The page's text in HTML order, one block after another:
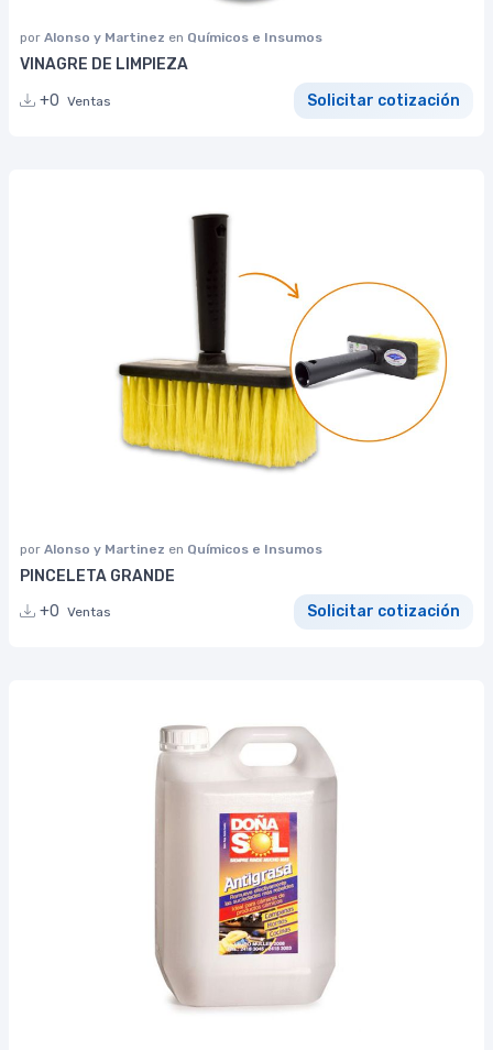
por Alonso y Martinez en Químicos e Insumos
VINAGRE DE LIMPIEZA
+0 Ventas Solicitar cotización
por Alonso y Martinez en Químicos e Insumos
PINCELETA GRANDE
+0 Ventas Solicitar cotización